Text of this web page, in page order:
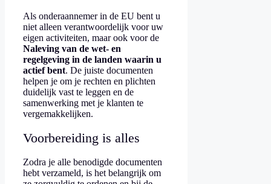
Als onderaannemer in de EU bent u
niet alleen verantwoordelijk voor uw
eigen activiteiten, maar ook voor de
Naleving van de wet- en
regelgeving in de landen waarin u
actief bent. De juiste documenten
helpen je om je rechten en plichten
duidelijk vast te leggen en de
samenwerking met je klanten te
vergemakkelijken.
Voorbereiding is alles
Zodra je alle benodigde documenten
hebt verzameld, is het belangrijk om